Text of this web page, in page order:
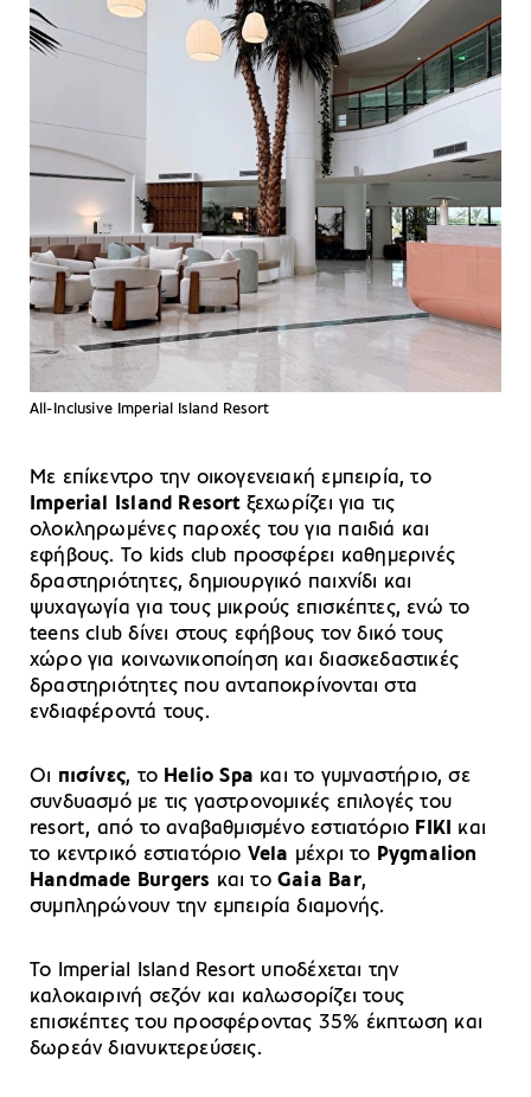
All-Inclusive Imperial Island Resort
Με επίκεντρο την οικογενειακή εμπειρία, το
Imperial Island Resortξεχωρίζει για τις
ολοκληρωμένες παροχές του για παιδιά και
εφήβους. Το kids club προσφέρει καθημερινές
δραστηριότητες, δημιουργικό παιχνίδι και
ψυχαγωγία για τους μικρούς επισκέπτες, ενώ το
teens club δίνει στους εφήβους τον δικό τους
χώρο για κοινωνικοποίηση και διασκεδαστικές
δραστηριότητες που ανταποκρίνονται στα
ενδιαφέροντά τους.
Οι πισίνες, το Helio Spa και το γυμναστήριο, σε
συνδυασμό με τις γαστρονομικές επιλογές του
resort, από το αναβαθμισμένο εστιατόριο FIKI και
το κεντρικό εστιατόριο Vela μέχρι το Pygmalion
Handmade Burgers και τοGaia Bar,
συμπληρώνουν την εμπειρία διαμονής.
Το Imperial Island Resort υποδέχεται την
καλοκαιρινή σεζόν και καλωσορίζει τους
επισκέπτες του προσφέροντας 35% έκπτωση και
δωρεάν διανυκτερεύσεις.